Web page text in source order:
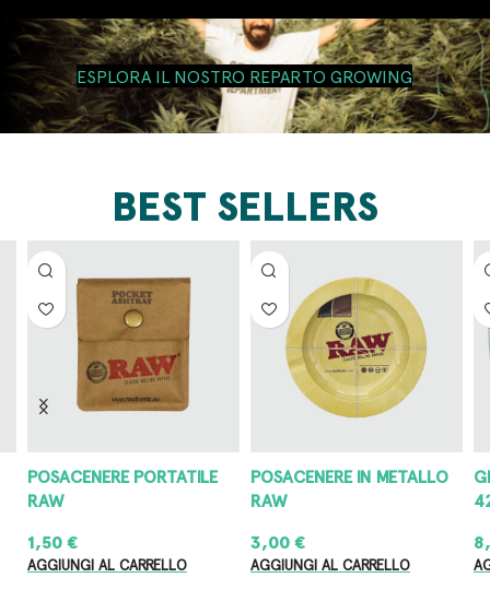
ESPLORA IL NOSTRO REPARTO GROWING
BEST SELLERS
POSACENERE PORTATILE
RAW
1,50€
AGGIUNGI AL CARRELLO
POSACENERE IN METALLO
RAW
3,00€
AGGIUNGI AL CARRELLO